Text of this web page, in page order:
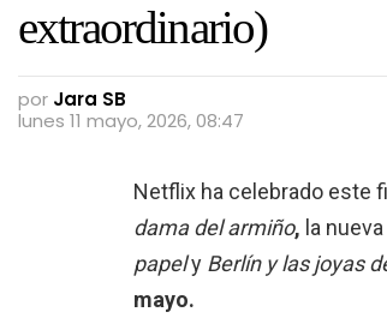
extraordinario)
por Jara SB
lunes 11 mayo, 2026, 08:47
Netflix ha celebrado este
dama del armiño, la
papely Berlín y las joyas
mayo.